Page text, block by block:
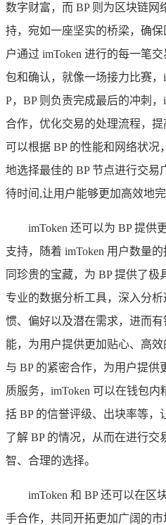
数字财富，而 BP 则为区块链网
持，宛如一座坚实的桥梁，确
户通过 imToken 进行的每一笔
包和确认，就像一场接力比赛，
P，BP 则负责完成最后的冲刺
合作，优化交易的处理流程，
可以根据 BP 的性能和网络状
地选择最佳的 BP 节点进行交
待时间,让用户能够更加高效地完
imToken 还可以为 BP 提供
支持，随着 imToken 用户数量
同珍贵的宝藏，为 BP 提供了极
专业的数据分析工具，深入分
惯、偏好以及潜在需求，进而
能，为用户提供更加贴心、高
与 BP 的紧密合作，为用户提供
质服务，imToken 可以在钱包
括 BP 的信誉评级、出块率等
了解 BP 的情况，从而在进行交
智、合理的选择。
imToken 和 BP 还可以在区
手合作，共同开拓更加广阔的